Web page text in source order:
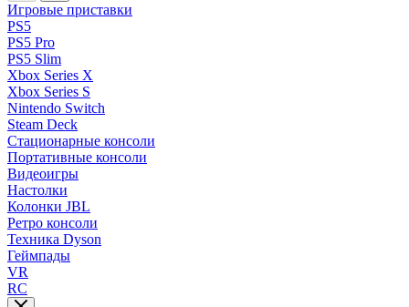
Игровые приставки
PS5
PS5 Pro
PS5 Slim
Xbox Series X
Xbox Series S
Nintendo Switch
Steam Deck
Стационарные консоли
Портативные консоли
Видеоигры
Настолки
Колонки JBL
Ретро консоли
Техника Dyson
Геймпады
VR
RC